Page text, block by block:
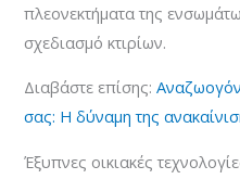
πλεονεκτήματα της
σχεδιασμό κτιρίων.
Διαβάστε επίσης:
σας: Η δύναμη της
Έξυπνες οικιακές